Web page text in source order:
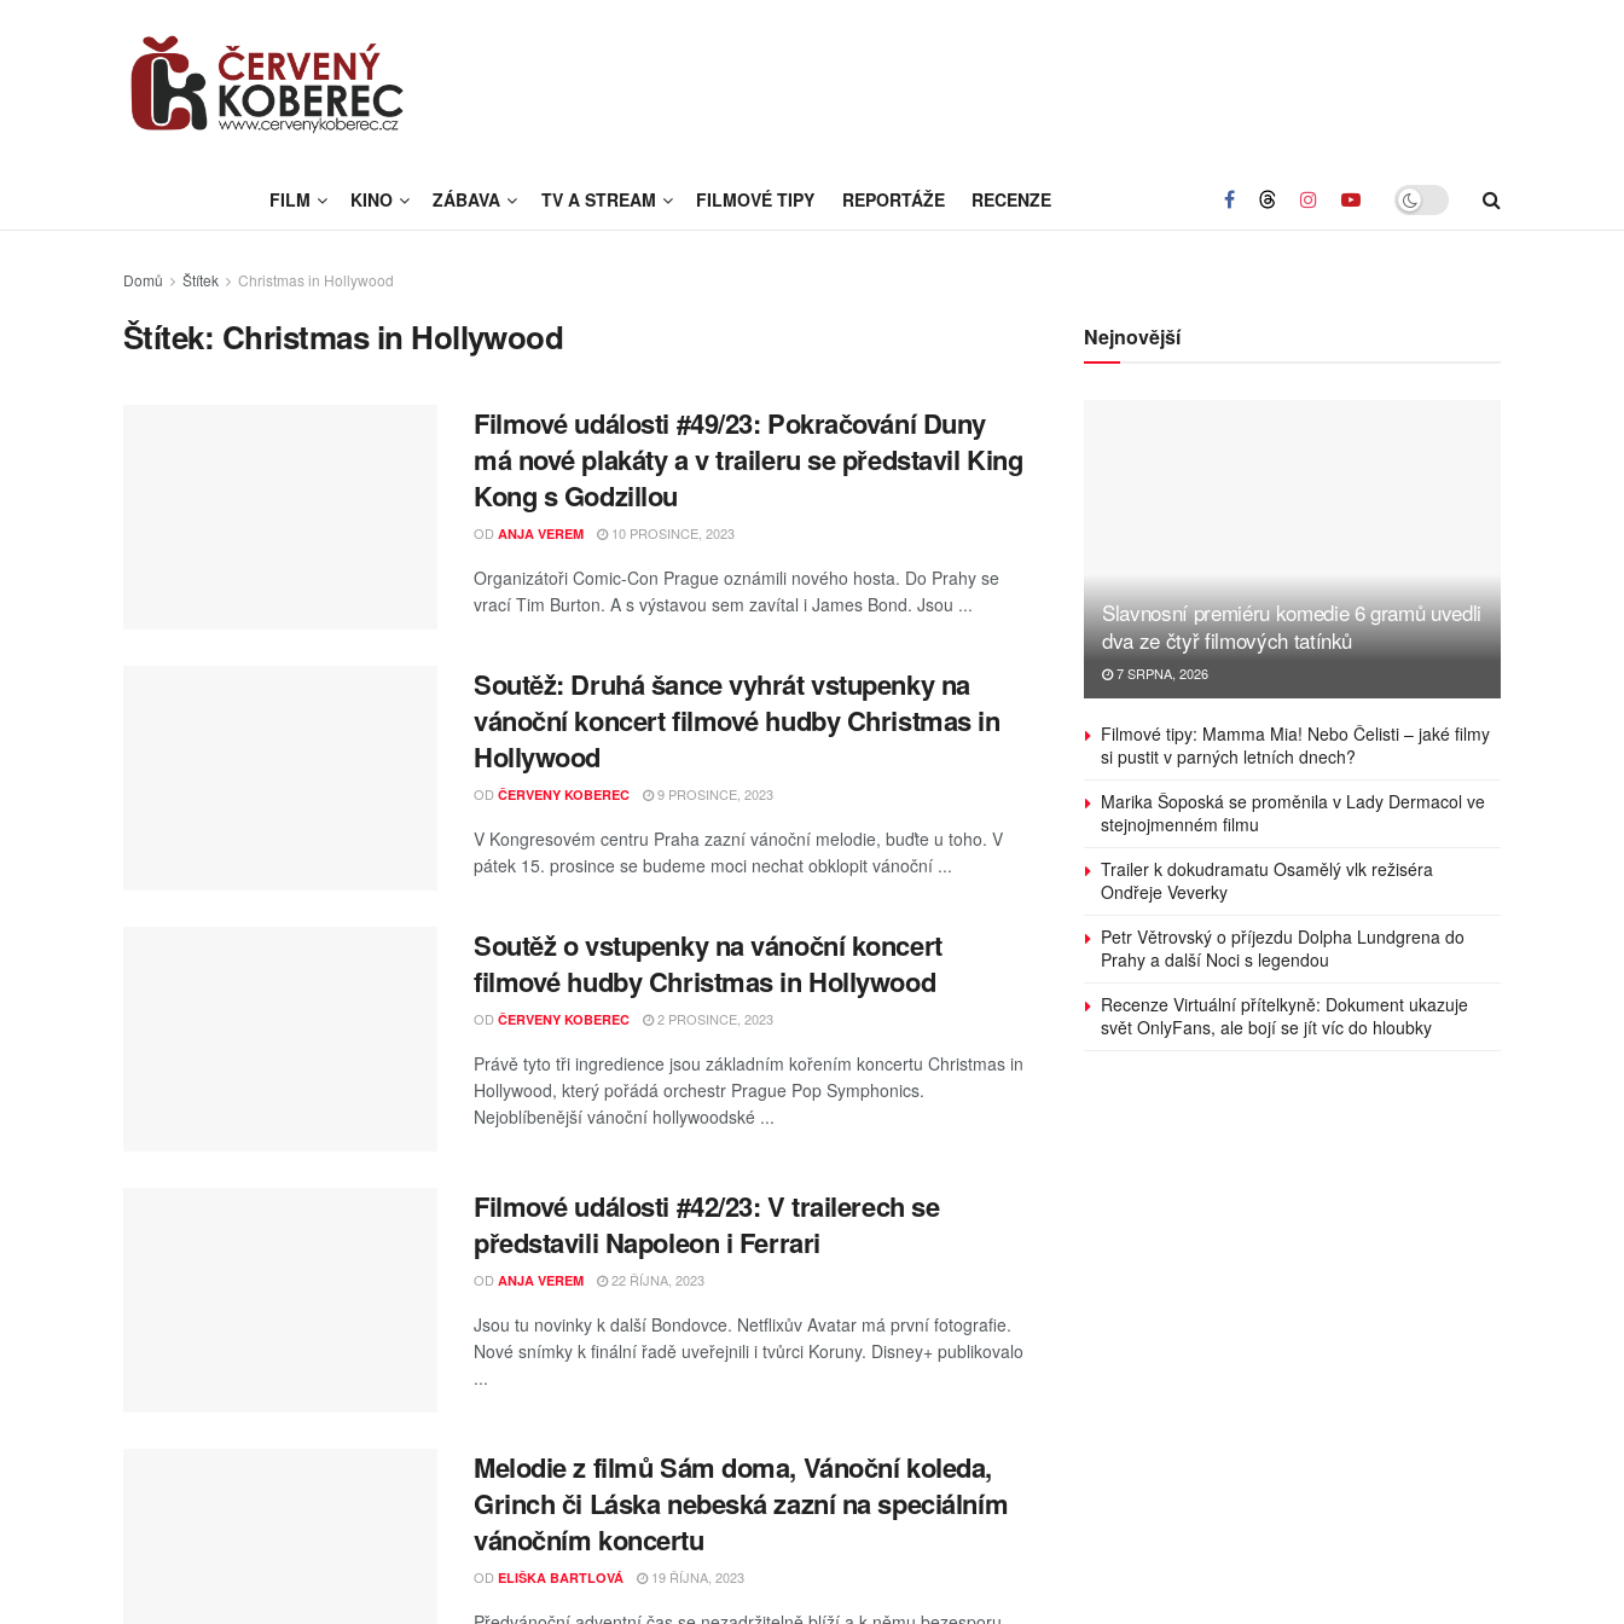
FILM KINO ZÁBAVA TV A STREAM FILMOVÉ TIPY REPORTÁŽE RECENZE
Domů Štítek Christmas in Hollywood
Štítek: Christmas in Hollywood
Filmové události #49/23: Pokračování Duny
má nové plakáty a v traileru se představil King
Kong s Godzillou
OD ANJA VEREM 10 PROSINCE, 2023
Organizátoři Comic-Con Prague oznámili nového hosta. Do Prahy se
vrací Tim Burton. A s výstavou sem zavítal i James Bond. Jsou ...
Soutěž: Druhá šance vyhrát vstupenky na
vánoční koncert filmové hudby Christmas in
Hollywood
OD ČERVENY KOBEREC 9 PROSINCE, 2023
V Kongresovém centru Praha zazní vánoční melodie, buďte u toho. V
pátek 15. prosince se budeme moci nechat obklopit vánoční ...
Soutěž o vstupenky na vánoční koncert
filmové hudby Christmas in Hollywood
OD ČERVENY KOBEREC 2 PROSINCE, 2023
Právě tyto tři ingredience jsou základním kořením koncertu Christmas in
Hollywood, který pořádá orchestr Prague Pop Symphonics.
Nejoblíbenější vánoční hollywoodské ...
Filmové události #42/23: V trailerech se
představili Napoleon i Ferrari
OD ANJA VEREM 22 ŘÍJNA, 2023
Jsou tu novinky k další Bondovce. Netflixův Avatar má první fotografie.
Nové snímky k finální řadě uveřejnili i tvůrci Koruny. Disney+ publikovalo
...
Melodie z filmů Sám doma, Vánoční koleda,
Grinch či Láska nebeská zazní na speciálním
vánočním koncertu
OD ELIŠKA BARTLOVÁ 19 ŘÍJNA, 2023
Nejnovější
Slavnosní premiéru komedie 6 gramů uvedli
dva ze čtyř filmových tatínků
7 SRPNA, 2026
Filmové tipy: Mamma Mia! Nebo Čelisti – jaké filmy
si pustit v parných letních dnech?
Marika Šoposká se proměnila v Lady Dermacol ve
stejnojmenném filmu
Trailer k dokudramatu Osamělý vlk režiséra
Ondřeje Veverky
Petr Větrovský o příjezdu Dolpha Lundgrena do
Prahy a další Noci s legendou
Recenze Virtuální přítelkyně: Dokument ukazuje
svět OnlyFans, ale bojí se jít víc do hloubky